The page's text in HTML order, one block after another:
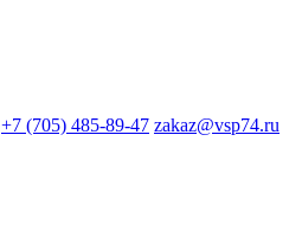
+7 (705) 485-89-47 zakaz@vsp74.ru